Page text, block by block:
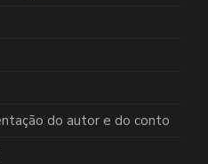
do autor e do conto